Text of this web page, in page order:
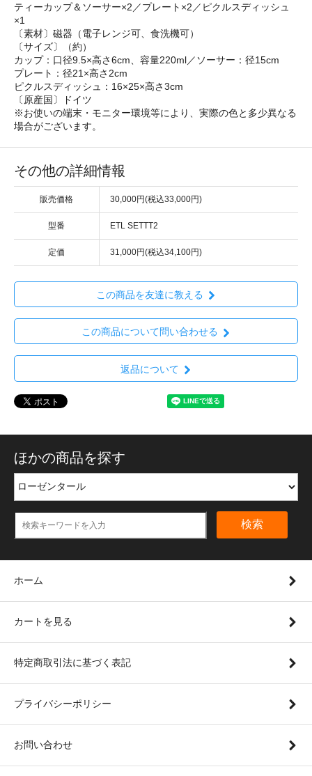
ティーカップ＆ソーサー×2／プレート×2／ピクルスディッシュ
×1
〔素材〕磁器（電子レンジ可、食洗機可）
〔サイズ〕（約）
カップ：口径9.5×高さ6cm、容量220ml／ソーサー：径15cm
プレート：径21×高さ2cm
ピクルスディッシュ：16×25×高さ3cm
〔原産国〕ドイツ
※お使いの端末・モニター環境等により、実際の色と多少異なる
場合がございます。
その他の詳細情報
販売価格 30,000円(税込33,000円)
型番 ETL SETTT2
定価 31,000円(税込34,100円)
この商品を友達に教える
この商品について問い合わせる
返品について
ほかの商品を探す
検索
ホーム
カートを見る
特定商取引法に基づく表記
プライバシーポリシー
お問い合わせ